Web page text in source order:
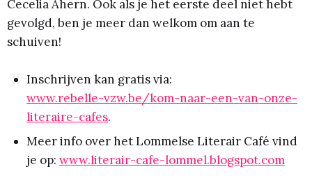
Cecelia Ahern. Ook als je het eerste deel niet hebt
gevolgd, ben je meer dan welkom om aan te
schuiven!
Inschrijven kan gratis via:
www.rebelle-vzw.be/kom-naar-een-van-onze-
literaire-cafes.
Meer info over het Lommelse Literair Café vind
je op: www.literair-cafe-lommel.blogspot.com